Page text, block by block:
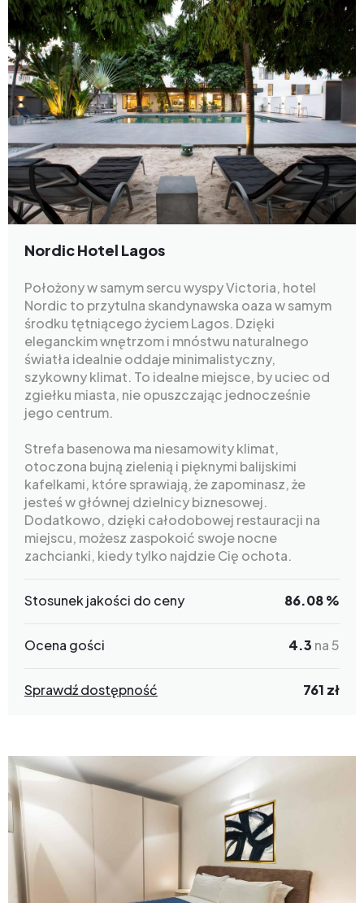
Nordic Hotel Lagos
Położony w samym sercu wyspy Victoria, hotel
Nordic to przytulna skandynawska oaza w samym
środku tętniącego życiem Lagos. Dzięki
eleganckim wnętrzom i mnóstwu naturalnego
światła idealnie oddaje minimalistyczny,
szykowny klimat. To idealne miejsce, by uciec od
zgiełku miasta, nie opuszczając jednocześnie
jego centrum.
Strefa basenowa ma niesamowity klimat,
otoczona bujną zielenią i pięknymi balijskimi
kafelkami, które sprawiają, że zapominasz, że
jesteś w głównej dzielnicy biznesowej.
Dodatkowo, dzięki całodobowej restauracji na
miejscu, możesz zaspokoić swoje nocne
zachcianki, kiedy tylko najdzie Cię ochota.
Stosunek jakości do ceny 86.08 %
Ocena gości 4.3 na 5
Sprawdź dostępność 761 zł